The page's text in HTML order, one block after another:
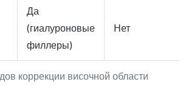
коррекции височной области
Да
(гиалуроновые
филлеры)
Нет